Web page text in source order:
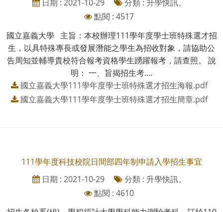
日期 : 2021-10-29
分類 : 升學快訊、
點閱 : 4517
國立嘉義大學 主旨：本校辦理111學年度學士班特殊選才招
生，以具特殊專長或發展潛能之學生為招收對象，請協助公
告周知並輔導貴校符合報考資格學生踴躍報考，請查照。 說
明： 一、旨揭招生考....
國立嘉義大學111學年度學士班特殊選才招生海報.pdf
國立嘉義大學111學年度學士班特殊選才招生簡章.pdf
111學年度科技校院日間部四年制申請入學招生事宜
日期 : 2021-10-29
分類 : 升學快訊、
點閱 : 4610